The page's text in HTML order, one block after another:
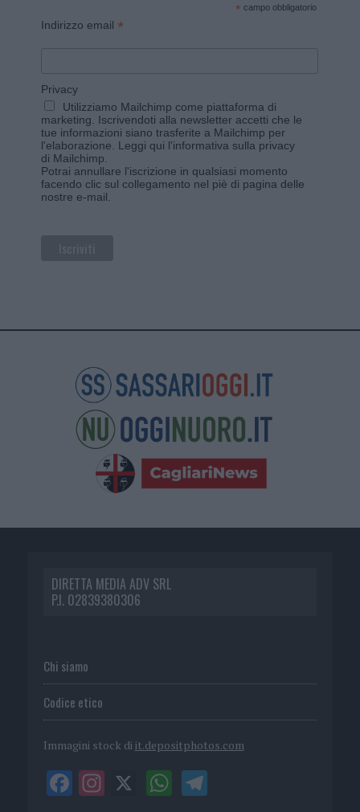
* campo obbligatorio
Indirizzo email *
Privacy
Utilizziamo Mailchimp come piattaforma di
marketing. Iscrivendoti alla newsletter accetti che le
tue informazioni siano trasferite a Mailchimp per
l'elaborazione. Leggi qui l'informativa sulla privacy
di Mailchimp
Potrai annullare l'iscrizione in qualsiasi momento
facendo clic sul collegamento nel piè di pagina delle
nostre e-mail.
DIRETTA MEDIA ADV SRL
P.I. 02839380306
Chi siamo
Codice etico
Immagini stock di it.depositphotos.com